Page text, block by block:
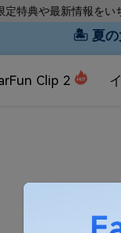
特典や最新情報をいち
🏝 夏の
Clip 2